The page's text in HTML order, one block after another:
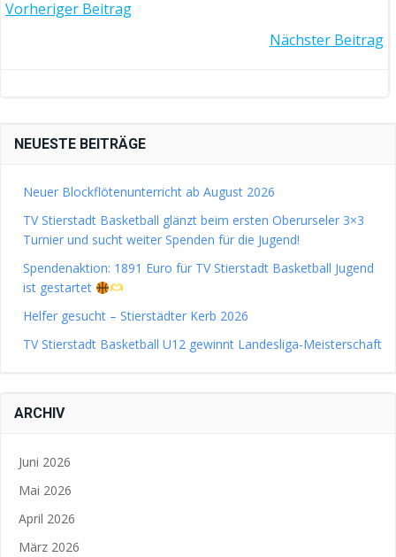
POST
Vorheriger Beitrag
Nächster Beitrag
NEUESTE BEITRÄGE
Neuer Blockflötenunterricht ab August 2026
TV Stierstadt Basketball glänzt beim ersten Oberurseler 3×3
Turnier und sucht weiter Spenden für die Jugend!
Spendenaktion: 1891 Euro für TV Stierstadt Basketball Jugend
ist gestartet
Helfer gesucht – Stierstädter Kerb 2026
TV Stierstadt Basketball U12 gewinnt Landesliga-Meisterschaft
ARCHIV
Juni 2026
Mai 2026
April 2026
März 2026